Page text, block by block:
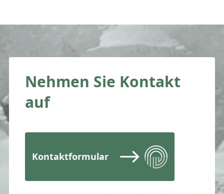
Nehmen Sie Kontakt
auf
Kontaktformular